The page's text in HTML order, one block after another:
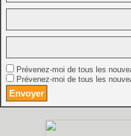
Prévenez-moi de tous les
Prévenez-moi de tous les